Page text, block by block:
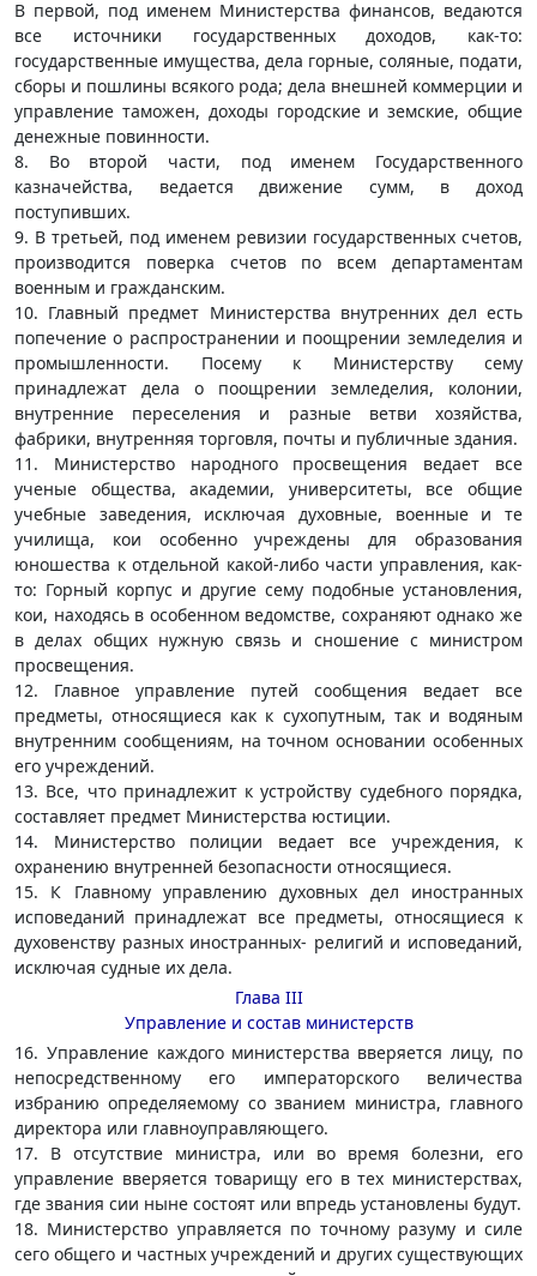
В первой, под именем Министерства финансов, ведаются
все источники государственных доходов, как-то:
государственные имущества, дела горные, соляные, подати,
сборы и пошлины всякого рода; дела внешней коммерции и
управление таможен, доходы городские и земские, общие
денежные повинности.
8. Во второй части, под именем Государственного
казначейства, ведается движение сумм, в доход
поступивших.
9. В третьей, под именем ревизии государственных счетов,
производится поверка счетов по всем департаментам
военным и гражданским.
10. Главный предмет Министерства внутренних дел есть
попечение о распространении и поощрении земледелия и
промышленности. Посему к Министерству сему
принадлежат дела о поощрении земледелия, колонии,
внутренние переселения и разные ветви хозяйства,
фабрики, внутренняя торговля, почты и публичные здания.
11. Министерство народного просвещения ведает все
ученые общества, академии, университеты, все общие
учебные заведения, исключая духовные, военные и те
училища, кои особенно учреждены для образования
юношества к отдельной какой-либо части управления, как-
то: Горный корпус и другие сему подобные установления,
кои, находясь в особенном ведомстве, сохраняют однако же
в делах общих нужную связь и сношение с министром
просвещения.
12. Главное управление путей сообщения ведает все
предметы, относящиеся как к сухопутным, так и водяным
внутренним сообщениям, на точном основании особенных
его учреждений.
13. Все, что принадлежит к устройству судебного порядка,
составляет предмет Министерства юстиции.
14. Министерство полиции ведает все учреждения, к
охранению внутренней безопасности относящиеся.
15. К Главному управлению духовных дел иностранных
исповеданий принадлежат все предметы, относящиеся к
духовенству разных иностранных- религий и исповеданий,
исключая судные их дела.
Глава III
Управление и состав министерств
16. Управление каждого министерства вверяется лицу, по
непосредственному его императорского величества
избранию определяемому со званием министра, главного
директора или главноуправляющего.
17. В отсутствие министра, или во время болезни, его
управление вверяется товарищу его в тех министерствах,
где звания сии ныне состоят или впредь установлены будут.
18. Министерство управляется по точному разуму и силе
сего общего и частных учреждений и других существующих